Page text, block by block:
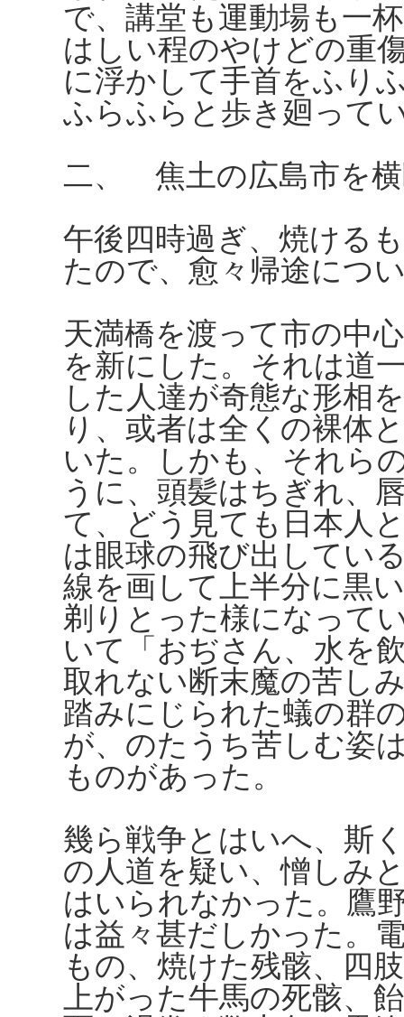
で、講堂も運動場も一
はしい程のやけどの重
に浮かして手首をふり
ふらふらと歩き廻って
二、 焦土の広島市を
午後四時過ぎ、焼ける
たので、愈々帰途につ
天満橋を渡って市の中
を新にした。それは道
した人達が奇態な形相
り、或者は全くの裸体
いた。しかも、それら
うに、頭髪はちぎれ、
て、どう見ても日本人
は眼球の飛び出してい
線を画して上半分に黒
剃りとった様になって
いて「おぢさん、水を
取れない断末魔の苦し
踏みにじられた蟻の群
が、のたうち苦しむ姿
ものがあった。
幾ら戦争とはいへ、斯
の人道を疑い、憎しみ
はいられなかった。鷹
は益々甚だしかった。
もの、焼けた残骸、四
上がった牛馬の死骸、